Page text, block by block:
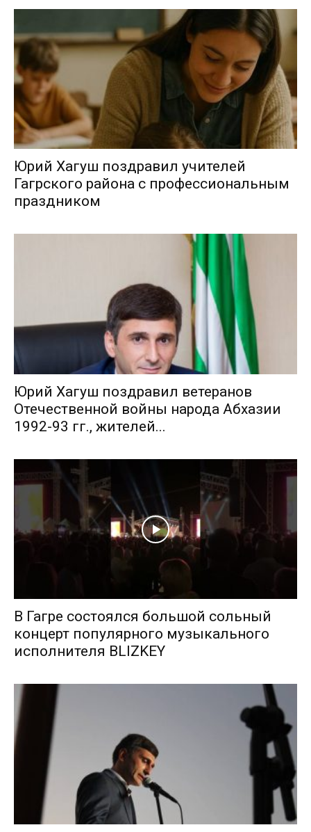
Юрий Хагуш поздравил учителей
Гагрского района с профессиональным
праздником
Юрий Хагуш поздравил ветеранов
Отечественной войны народа Абхазии
1992-93 гг., жителей...
В Гагре состоялся большой сольный
концерт популярного музыкального
исполнителя BLIZKEY